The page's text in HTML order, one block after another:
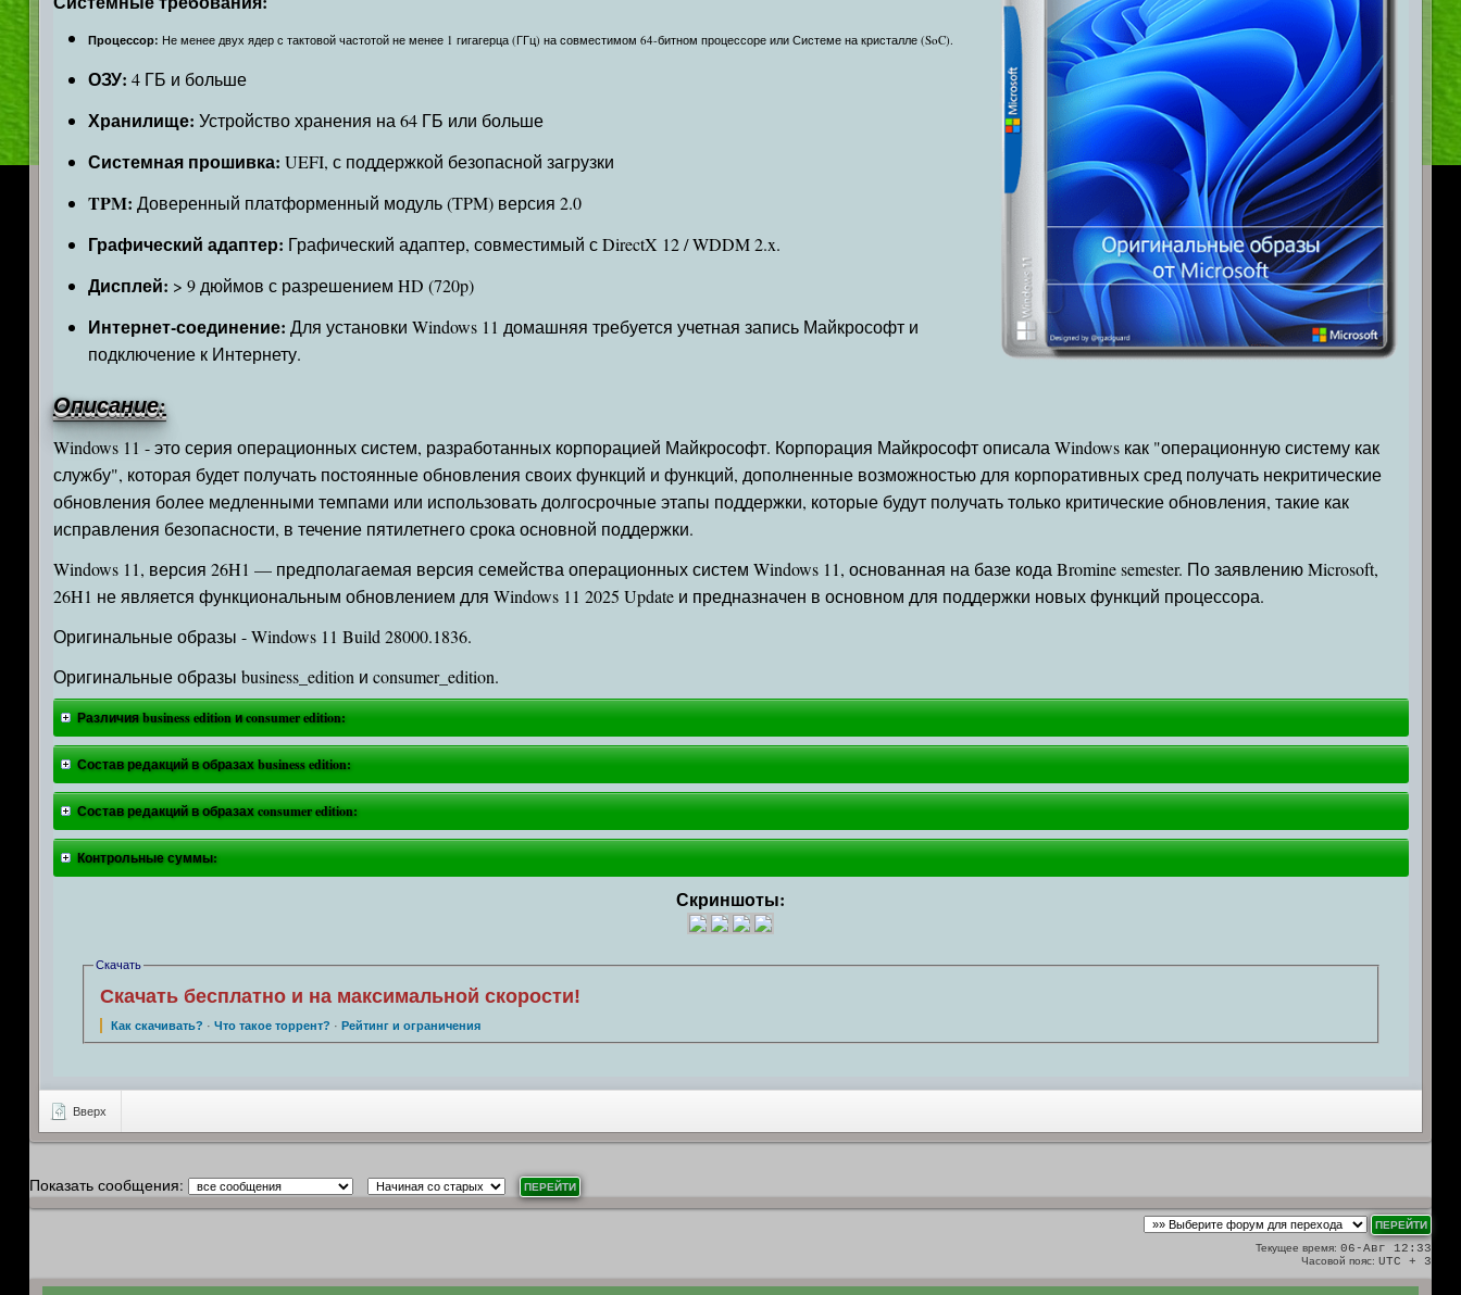
Процессор: Не менее двух ядер с тактовой частотой не менее 1 гигагерца (ГГц) на совместимом 64-битном процессоре или Системе на кристалле (SoC).
ОЗУ: 4 ГБ и больше
Хранилище: Устройство хранения на 64 ГБ или больше
Системная прошивка: UEFI, с поддержкой безопасной загрузки
TPM: Доверенный платформенный модуль (TPM) версия 2.0
Графический адаптер: Графический адаптер, совместимый с DirectX 12 / WDDM 2.x.
Дисплей: > 9 дюймов с разрешением HD (720p)
Интернет-соединение: Для установки Windows 11 домашняя требуется учетная запись Майкрософт и
подключение к Интернету.
Описание:
Windows 11 - это серия операционных систем, разработанных корпорацией Майкрософт. Корпорация Майкрософт описала Windows как "операционную систему как
службу", которая будет получать постоянные обновления своих функций и функций, дополненные возможностью для корпоративных сред получать некритические
обновления более медленными темпами или использовать долгосрочные этапы поддержки, которые будут получать только критические обновления, такие как
исправления безопасности, в течение пятилетнего срока основной поддержки.
Windows 11, версия 26H1 — предполагаемая версия семейства операционных систем Windows 11, основанная на базе кода Bromine semester. По заявлению Microsoft,
26H1 не является функциональным обновлением для Windows 11 2025 Update и предназначен в основном для поддержки новых функций процессора.
Оригинальные образы - Windows 11 Build 28000.1836.
Оригинальные образы business_edition и consumer_edition.
Различия business edition и consumer edition:
Состав редакций в образах business edition:
Состав редакций в образах consumer edition:
Контрольные суммы:
Скриншоты:
Скачать
Скачать бесплатно и на максимальной скорости!
Как скачивать? ·Что такое торрент? ·Рейтинг и ограничения
Вверх
Показать сообщения:
Текущее время: 06-Авг 12:33
Часовой пояс: UTC + 3